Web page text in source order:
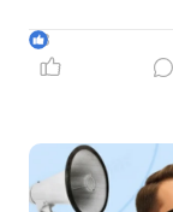
3